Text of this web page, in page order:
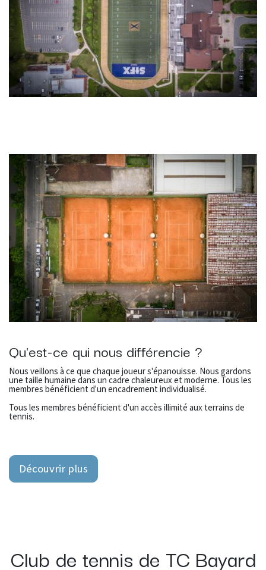
Qu'est-ce qui nous différencie ?
Nous veillons à ce que chaque joueur s'épanouisse. Nous gardons
une taille humaine dans un cadre chaleureux et moderne. Tous les
membres bénéficient d'un encadrement individualisé.
Tous les membres bénéficient d'un accès illimité aux terrains de
tennis.
Découvrir plus
Club de tennis de TC Bayard